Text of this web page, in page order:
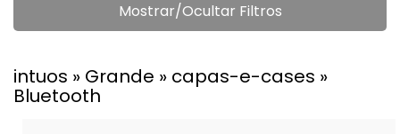
Mostrar/Ocultar Filtros
intuos » Grande » capas-e-cases »
Bluetooth